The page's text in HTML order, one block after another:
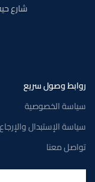
شارع
روابط وصول سريع
سياسة الخصوصية
سياسة الإستبدال والإرجاع
تواصل معنا